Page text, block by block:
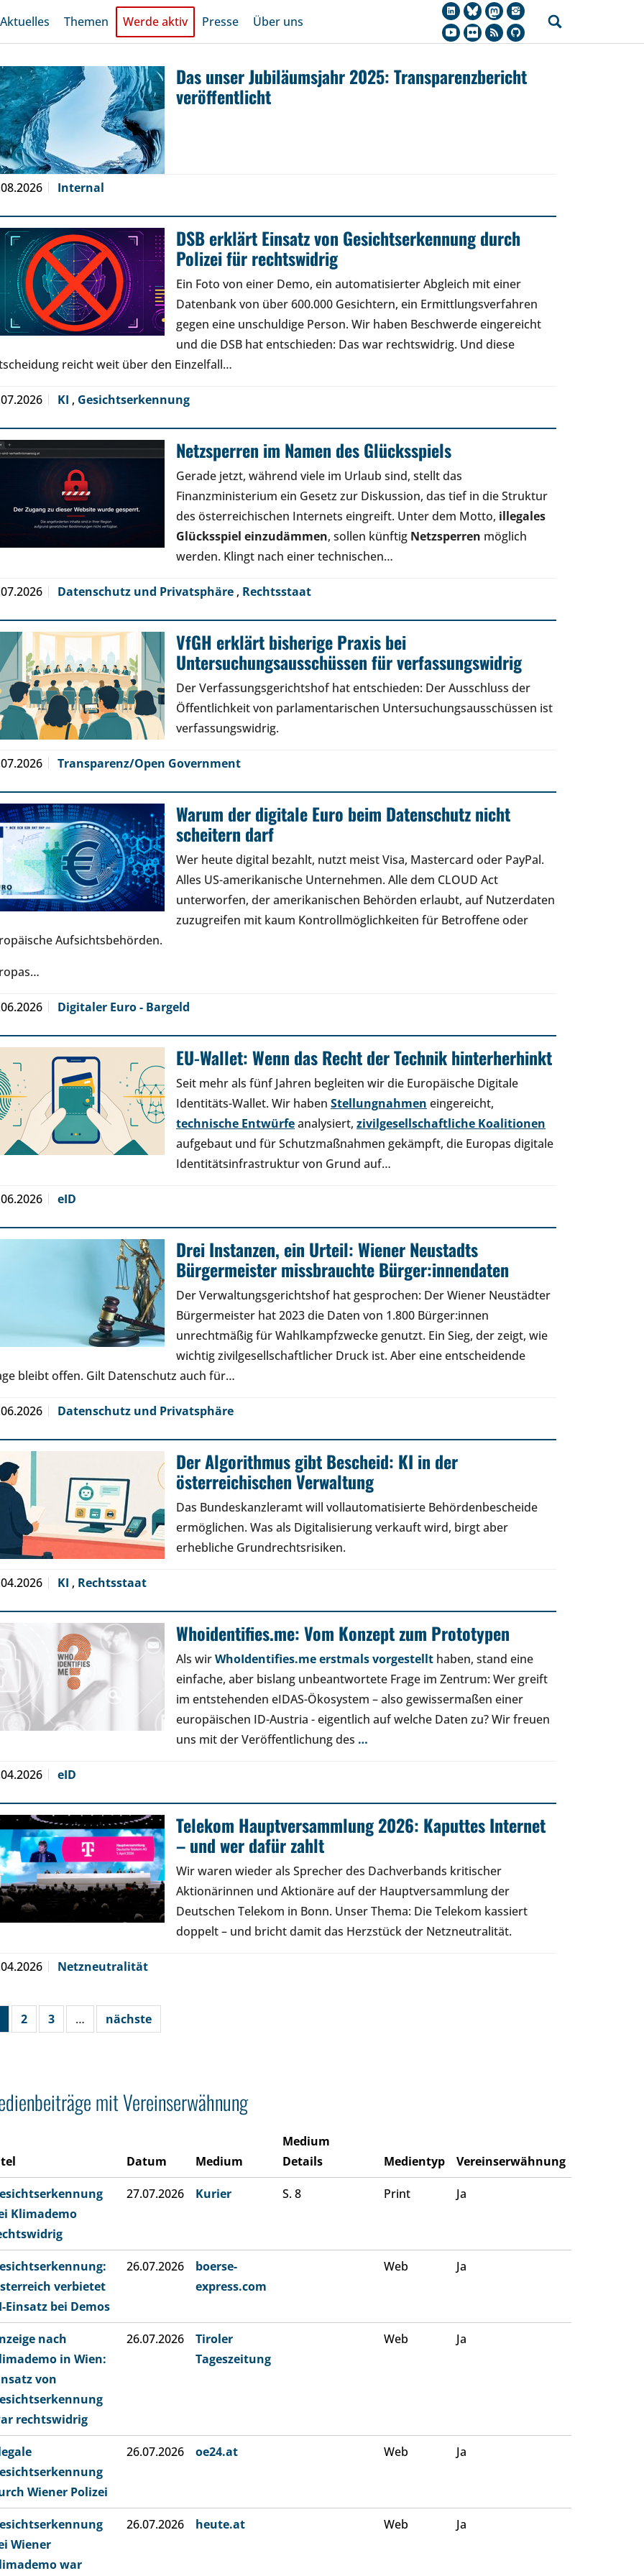
Aktuelles Themen Werde aktiv Presse Über uns
Das unser Jubiläumsjahr 2025: Transparenzbericht
veröffentlicht
Internal
DSB erklärt Einsatz von Gesichtserkennung durch
Polizei für rechtswidrig
Ein Foto von einer Demo, ein automatisierter Abgleich mit einer
Datenbank von über 600.000 Gesichtern, ein Ermittlungsverfahren
gegen eine unschuldige Person. Wir haben Beschwerde eingereicht
und die DSB hat entschieden: Das war rechtswidrig. Und diese
reicht weit über den Einzelfall…
KI , Gesichtserkennung
Netzsperren im Namen des Glücksspiels
Gerade jetzt, während viele im Urlaub sind, stellt das
Finanzministerium ein Gesetz zur Diskussion, das tief in die Struktur
des österreichischen Internets eingreift. Unter dem Motto, illegales
Glücksspiel einzudämmen, sollen künftig Netzsperren möglich
werden. Klingt nach einer technischen…
Datenschutz und Privatsphäre , Rechtsstaat
VfGH erklärt bisherige Praxis bei
Untersuchungsausschüssen für verfassungswidrig
Der Verfassungsgerichtshof hat entschieden: Der Ausschluss der
Öffentlichkeit von parlamentarischen Untersuchungsausschüssen ist
verfassungswidrig.
Transparenz/Open Government
Warum der digitale Euro beim Datenschutz nicht
scheitern darf
Wer heute digital bezahlt, nutzt meist Visa, Mastercard oder PayPal.
Alles US-amerikanische Unternehmen. Alle dem CLOUD Act
unterworfen, der amerikanischen Behörden erlaubt, auf Nutzerdaten
zuzugreifen mit kaum Kontrollmöglichkeiten für Betroffene oder
Aufsichtsbehörden.
Digitaler Euro - Bargeld
EU-Wallet: Wenn das Recht der Technik hinterherhinkt
Seit mehr als fünf Jahren begleiten wir die Europäische Digitale
Identitäts-Wallet. Wir haben Stellungnahmen eingereicht,
technische Entwürfeanalysiert, zivilgesellschaftliche Koalitionen
aufgebaut und für Schutzmaßnahmen gekämpft, die Europas digitale
Identitätsinfrastruktur von Grund auf…
eID
Drei Instanzen, ein Urteil: Wiener Neustadts
Bürgermeister missbrauchte Bürger:innendaten
Der Verwaltungsgerichtshof hat gesprochen: Der Wiener Neustädter
Bürgermeister hat 2023 die Daten von 1.800 Bürger:innen
unrechtmäßig für Wahlkampfzwecke genutzt. Ein Sieg, der zeigt, wie
wichtig zivilgesellschaftlicher Druck ist. Aber eine entscheidende
bleibt offen. Gilt Datenschutz auch für…
Datenschutz und Privatsphäre
Der Algorithmus gibt Bescheid: KI in der
österreichischen Verwaltung
Das Bundeskanzleramt will vollautomatisierte Behördenbescheide
ermöglichen. Was als Digitalisierung verkauft wird, birgt aber
erhebliche Grundrechtsrisiken.
KI , Rechtsstaat
Whoidentifies.me: Vom Konzept zum Prototypen
Als wirWhoIdentifies.me erstmals vorgestellt haben, stand eine
einfache, aber bislang unbeantwortete Frage im Zentrum: Wer greift
im entstehenden eIDAS-Ökosystem – also gewissermaßen einer
europäischen ID-Austria - eigentlich auf welche Daten zu? Wir freuen
uns mit der Veröffentlichung des …
eID
Telekom Hauptversammlung 2026: Kaputtes Internet
– und wer dafür zahlt
Wir waren wieder als Sprecher des Dachverbands kritischer
Aktionärinnen und Aktionäre auf der Hauptversammlung der
Deutschen Telekom in Bonn. Unser Thema: Die Telekom kassiert
doppelt – und bricht damit das Herzstück der Netzneutralität.
Netzneutralität
2 3 … nächste
mit Vereinserwähnung
Datum Medium
Medium
Details
Medientyp Vereinserwähnung
Klimademo
27.07.2026 Kurier S. 8 Print Ja
verbietet
Einsatz bei Demos
26.07.2026
boerse-
express.com
Web Ja
nach
in Wien:
von
rechtswidrig
26.07.2026
Tiroler
Tageszeitung
Web Ja
Wiener Polizei
26.07.2026 oe24.at Web Ja
Wiener
war
26.07.2026 heute.at Web Ja